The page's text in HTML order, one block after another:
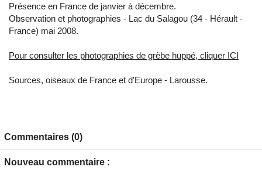
Présence en France de janvier à décembre.
Observation et photographies - Lac du Salagou (34 - Hérault -
France) mai 2008.
Pour consulter les photographies de grèbe huppé, cliquer ICI
Sources, oiseaux de France et d'Europe - Larousse.
Commentaires (0)
Nouveau commentaire :